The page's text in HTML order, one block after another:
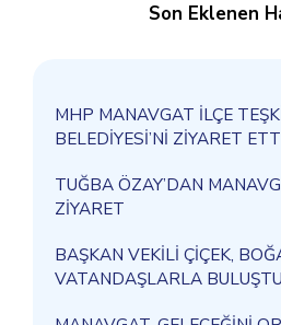
Son Eklenen
MHP MANAVGAT İLÇE
BELEDİYESİ’Nİ ZİYARET
TUĞBA ÖZAY’DAN
ZİYARET
BAŞKAN VEKİLİ ÇİÇEK,
VATANDAŞLARLA BULUŞTU